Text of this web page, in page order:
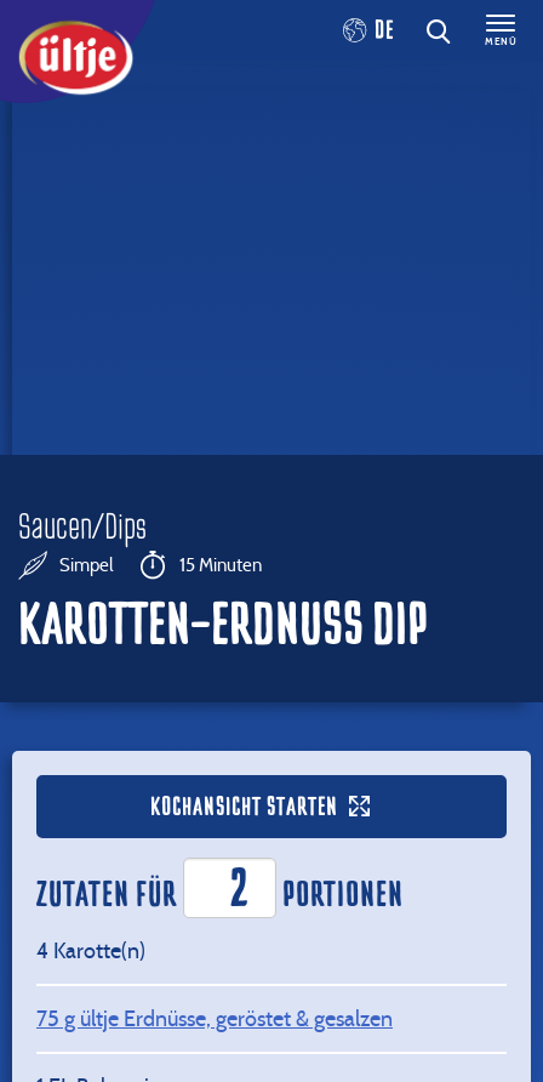
DE MENÜ
Saucen/Dips
Simpel 15 Minuten
KAROTTEN-ERDNUSS DIP
KOCHANSICHT STARTEN
ZUTATEN FÜR PORTIONEN
4 Karotte(n)
75 g ültje Erdnüsse, geröstet & gesalzen